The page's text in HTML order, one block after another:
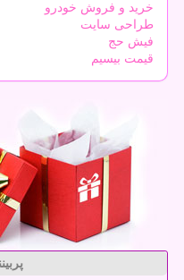
خرید و فروش خودرو
طراحی سایت
فیش حج
قیمت بیسیم